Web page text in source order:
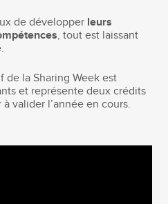
de développer leurs
, tout est laissant
de la Sharing Week est
et représente deux crédits
valider l’année en cours.